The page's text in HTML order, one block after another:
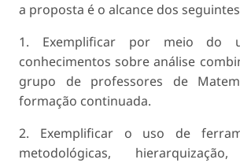
a proposta é o alcance dos
1. Exemplificar por meio do
conhecimentos sobre análise
grupo de professores de
formação continuada.
2. Exemplificar o uso de
metodológicas,